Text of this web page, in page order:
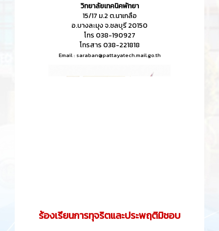
วิทยาลัยเทคนิคพัทยา
15/17 ม.2 ต.นาเกลือ
อ.บางละมุง จ.ชลบุรี 20150
โทร 038-190927
โทรสาร 038-221818
Email : saraban@pattayatech.mail.go.th
ร้องเรียนการทุจริตและประพฤติมิชอบ